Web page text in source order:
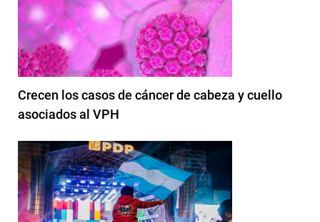
Crecen los casos de cáncer de cabeza y cuello
asociados al VPH